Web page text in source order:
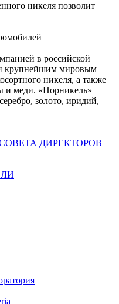
никеля позволит
в российской
и крупнейшим мировым
никеля, а также
и меди. «Норникель»
золото, иридий,
ДИРЕКТОРОВ